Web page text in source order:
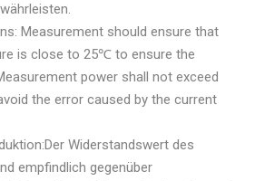
Measurement should ensure that
is close to 25℃ to ensure the
power shall not exceed
the error caused by the current
Widerstandswert des
empfindlich gegenüber